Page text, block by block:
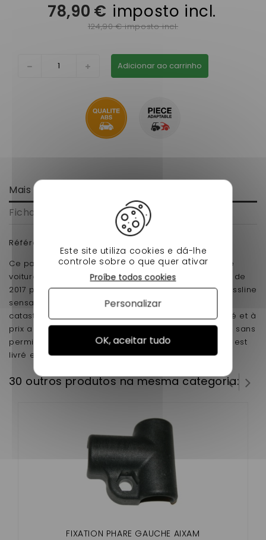
78,90 € imposto incl.
124,90 € imposto incl.
Adicionar ao carrinho
Mais informação
Ficha de dados
Référence Origine:
Ce pare-choc avant est dédié pour les modèles de
voiture sans permis de la gamme sensation à partir de
2017 pour Aixam city sensation, coupe sensation, Crossline
sensation remplacera le votre qui est dans un état
catastrophique ou endommagée. très bonne qualité et à
prix a un casser, Nessycar le roi de la pièces voiture sans
permis boutique en ligne livraison rapide ce produit est
livré en matière abs brut (à apprêter et à peindre).
30 outros produtos na mesma categoria:
FIXATION PHARE GAUCHE AIXAM
Este site utiliza cookies e dá-lhe
controle sobre o que quer ativar
OK, aceitar tudo
Proíbe todos cookies
Personalizar